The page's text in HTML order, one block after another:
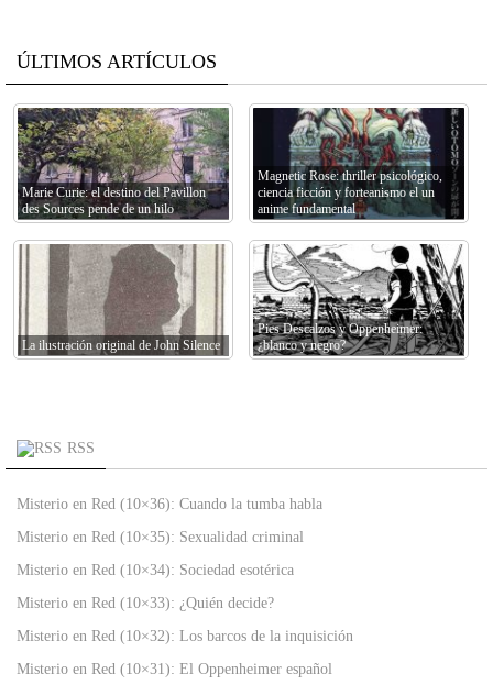
ÚLTIMOS ARTÍCULOS
Marie Curie: el destino del Pavillon
des Sources pende de un hilo
Magnetic Rose: thriller psicológico,
ciencia ficción y forteanismo el un
anime fundamental
La ilustración original de John Silence
Pies Descalzos y Oppenheimer:
¿blanco y negro?
RSS
Misterio en Red (10×36): Cuando la tumba habla
Misterio en Red (10×35): Sexualidad criminal
Misterio en Red (10×34): Sociedad esotérica
Misterio en Red (10×33): ¿Quién decide?
Misterio en Red (10×32): Los barcos de la inquisición
Misterio en Red (10×31): El Oppenheimer español